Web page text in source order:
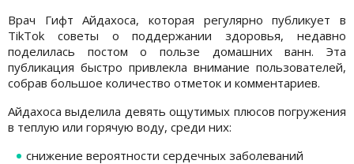
Врач Гифт Айдахоса, которая регулярно публикует в
TikTok советы о поддержании здоровья, недавно
поделилась постом о пользе домашних ванн. Эта
публикация быстро привлекла внимание пользователей,
собрав большое количество отметок и комментариев.
Айдахоса выделила девять ощутимых плюсов погружения
в теплую или горячую воду, среди них:
снижение вероятности сердечных заболеваний